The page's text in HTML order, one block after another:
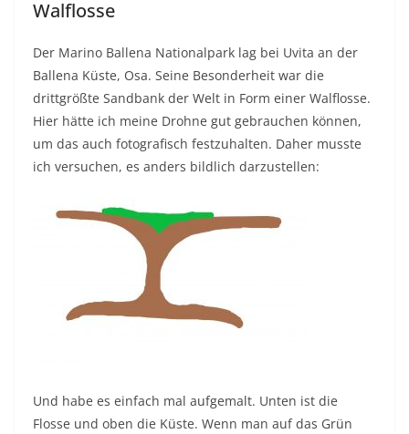
Walflosse
Der Marino Ballena Nationalpark lag bei Uvita an der
Ballena Küste, Osa. Seine Besonderheit war die
drittgrößte Sandbank der Welt in Form einer Walflosse.
Hier hätte ich meine Drohne gut gebrauchen können,
um das auch fotografisch festzuhalten. Daher musste
ich versuchen, es anders bildlich darzustellen:
Und habe es einfach mal aufgemalt. Unten ist die
Flosse und oben die Küste. Wenn man auf das Grün